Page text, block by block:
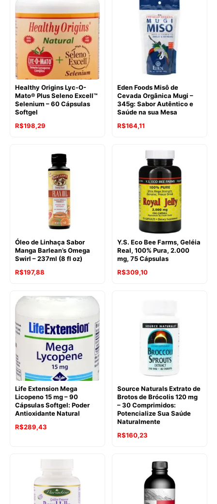
Healthy Origins Lyc-O-
Mato® Plus Seleno Excell™
Selenium – 60 Cápsulas
Softgel
O
R$198,29
R$198,29.
Eden Foods Misô de
Cevada Orgânica Mugi –
345g: Sabor Autêntico e
Saúde na sua Mesa
R$164,11
Óleo de Linhaça Sabor
Manga Barlean’s Omega
Swirl – 237ml (8 fl oz)
R$197,88
Y.S. Eco Bee Farms, Geléia
Real, 100% Pura, 2.000
mg, 75 Cápsulas
R$309,10
Life Extension Mega
Licopeno 15 mg – 90
Cápsulas Softgel: Poder
Antioxidante Natural
O
R$330,75.
R$289,43
R$289,43.
Source Naturals Extrato de
Brotos de Brócolis 120 mg
– 30 Comprimidos:
Potencialize Sua Saúde
Naturalmente
R$160,23